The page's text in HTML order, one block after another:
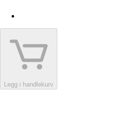
Legg i handlekurv